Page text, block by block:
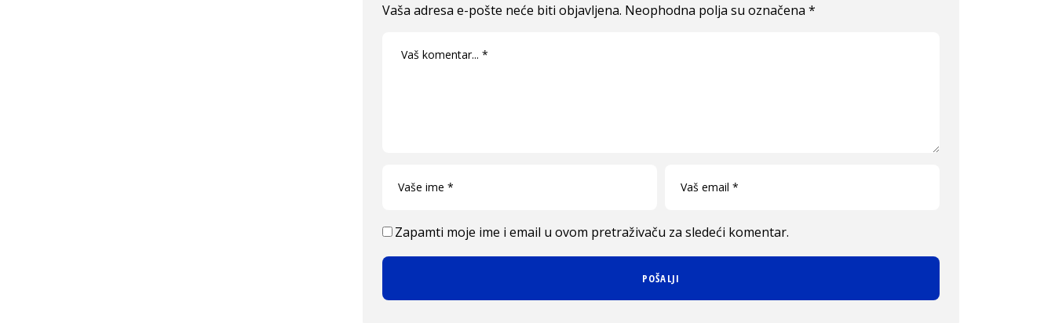
Vaša adresa e-pošte neće biti objavljena. Neophodna polja su označena *
Zapamti moje ime i email u ovom pretraživaču za sledeći komentar.